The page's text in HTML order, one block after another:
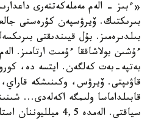
«ءبىز - الەم مەملەكەتتەرى
بىرىكتىك. ۆيرۋسپەن كۇرەستى
بىلدىرەمىز. بۇل قيىندىقتى
ءۇشىن بولاشاققا ءۇمىت ارتامىز.
بەتپە-بەت كەلگەن. ايتسە دە،
قاۋىپتى. ۆيرۋس، وكىنىشكە قاراي،
قابىلداماسا ولىمگە اكەلەدى...